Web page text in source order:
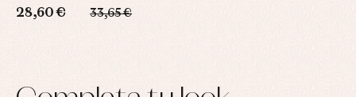
28,60 € 33,65 €